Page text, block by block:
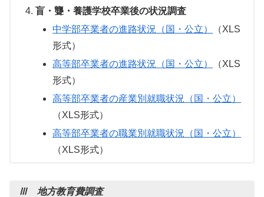
盲・聾・養護学校卒業後の状況調査
中学部卒業者の進路状況（国・公立）
（XLS
形式）
高等部卒業者の進路状況（国・公立）
（XLS
形式）
高等部卒業者の産業別就職状況（国・公立）
（XLS形式）
高等部卒業者の職業別就職状況（国・公立）
（XLS形式）
Ⅲ 地方教育費調査